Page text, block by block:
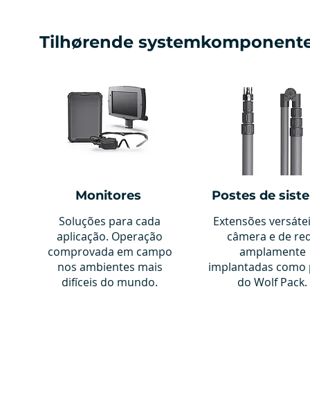
Tilhørende
Monitores
Soluções para cada
aplicação. Operação
comprovada em campo
nos ambientes mais
difíceis do mundo.
Postes de
Extensões
câmera e de
amplamente
implantadas como
do Wolf Pack.